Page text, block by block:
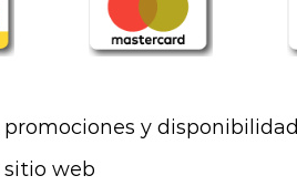
y disponibilidad
sitio web